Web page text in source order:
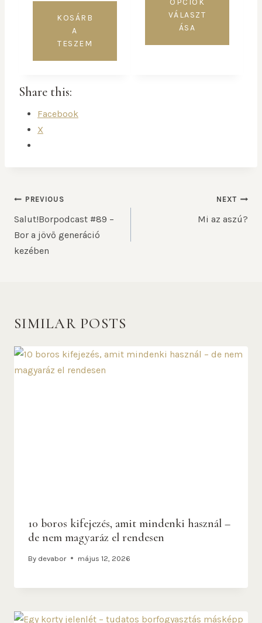
KOSÁRB
A
TESZEM
OPCIÓK
VÁLASZT
ÁSA
Share this:
Facebook
X
PREVIOUS
Salut!Borpodcast #89 –
Bor a jövő generáció
kezében
NEXT
Mi az aszú?
SIMILAR POSTS
10 boros kifejezés, amit mindenki használ –
de nem magyaráz el rendesen
By devabor május 12, 2026